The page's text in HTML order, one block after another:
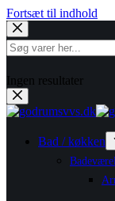
Fortsæt til indhold
Ingen resultater
Bad / køkken